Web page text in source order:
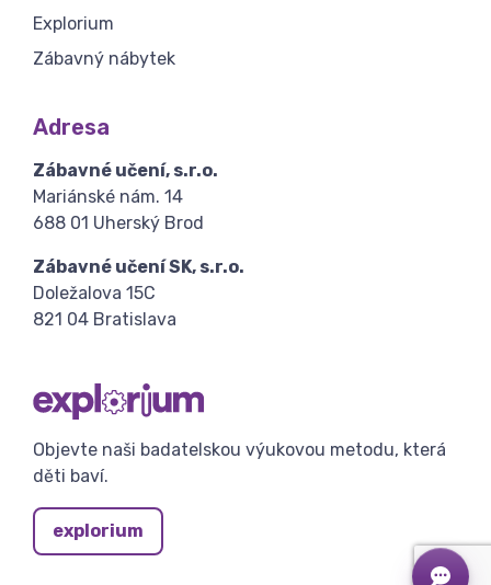
Explorium
Zábavný nábytek
Adresa
Zábavné učení, s.r.o.
Mariánské nám. 14
688 01 Uherský Brod
Zábavné učení SK, s.r.o.
Doležalova 15C
821 04 Bratislava
Objevte naši badatelskou výukovou metodu, která
děti baví.
explorium